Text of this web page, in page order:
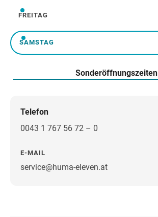
Freitag
FREITAG
Samstag
SAMSTAG
Sonderöffnungszeiten
Telefon
0043 1 767 56 72 – 0
E-MAIL
service@huma-eleven.atWegbeschreibung